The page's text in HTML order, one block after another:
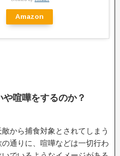
Amazon
喧嘩をするのか？
から捕食対象とされてしまう
通りに、喧嘩などは一切行わ